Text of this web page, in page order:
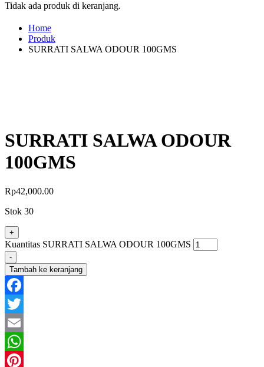
Tidak ada produk di keranjang.
Home
Produk
SURRATI SALWA ODOUR 100GMS
SURRATI SALWA ODOUR
100GMS
Rp42,000.00
Stok 30
+
Kuantitas SURRATI SALWA ODOUR 100GMS
-
Tambah ke keranjang
Facebook
Twitter
Email
WhatsApp